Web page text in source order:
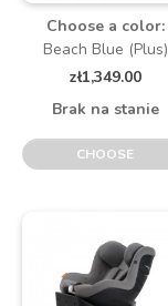
Choose a color:
Beach Blue (Plus)
zł1,349.00
Brak na stanie
CHOOSE